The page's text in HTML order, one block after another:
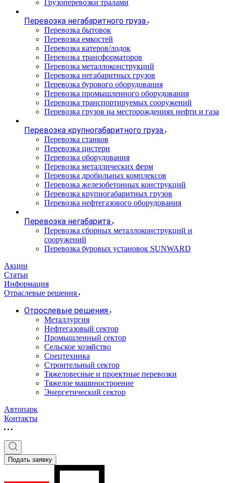
Грузоперевозки тралами
Перевозка негабаритного груза
Перевозка бытовок
Перевозка емкостей
Перевозка катеров/лодок
Перевозка трансформаторов
Перевозка металлоконструкций
Перевозка негабаритных грузов
Перевозка бурового оборудования
Перевозка промышленного оборудования
Перевозка транспортируемых сооружений
Перевозка грузов на месторождениях нефти и газа
Перевозка крупногабаритного груза
Перевозка станков
Перевозка цистерн
Перевозка оборудования
Перевозка металлических ферм
Перевозка дробильных комплексов
Перевозка железобетонных конструкций
Перевозка крупногабаритных грузов
Перевозка нефтегазового оборудования
Перевозка негабарита
Перевозка сборных металлоконструкций и
сооружений
Перевозка буровых установок SUNWARD
Акции
Статьи
Информация
Отраслевые решения
Отрослевые решения
Металлургия
Нефтегазовый сектор
Промышленный сектор
Сельское хозяйство
Спецтехника
Строительный сектор
Тяжеловесные и проектные перевозки
Тяжелое машиностроение
Энергетический сектор
Автопарк
Контакты
Подать заявку